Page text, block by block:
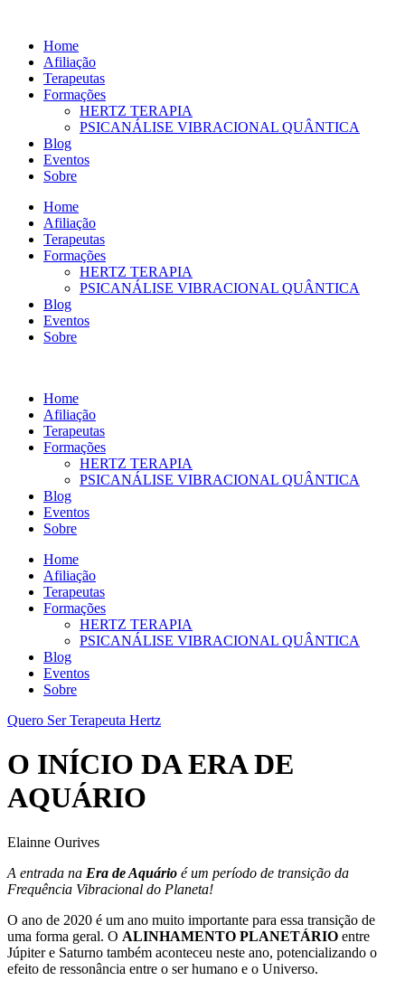
conteúdo
Home
Afiliação
Terapeutas
Formações
HERTZ TERAPIA
PSICANÁLISE VIBRACIONAL QUÂNTICA
Blog
Eventos
Sobre
Home
Afiliação
Terapeutas
Formações
HERTZ TERAPIA
PSICANÁLISE VIBRACIONAL QUÂNTICA
Blog
Eventos
Sobre
Home
Afiliação
Terapeutas
Formações
HERTZ TERAPIA
PSICANÁLISE VIBRACIONAL QUÂNTICA
Blog
Eventos
Sobre
Home
Afiliação
Terapeutas
Formações
HERTZ TERAPIA
PSICANÁLISE VIBRACIONAL QUÂNTICA
Blog
Eventos
Sobre
Quero Ser Terapeuta Hertz
O INÍCIO DA ERA DE
AQUÁRIO
Elainne Ourives
A entrada na Era de Aquário é um período de transição da
Frequência Vibracional do Planeta!
O ano de 2020 é um ano muito importante para essa transição de
uma forma geral. O ALINHAMENTO PLANETÁRIO entre
Júpiter e Saturno também aconteceu neste ano, potencializando o
efeito de ressonância entre o ser humano e o Universo.